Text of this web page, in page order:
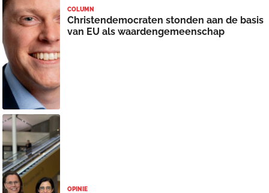
COLUMN
Christendemocraten stonden aan de basis
van EU als waardengemeenschap
OPINIE